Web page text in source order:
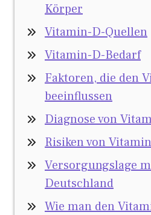
Körper
Vitamin-D-Quellen
Vitamin-D-Bedarf
Faktoren, die den
beeinflussen
Diagnose von
Risiken von
Versorgungslage
Deutschland
Wie man den